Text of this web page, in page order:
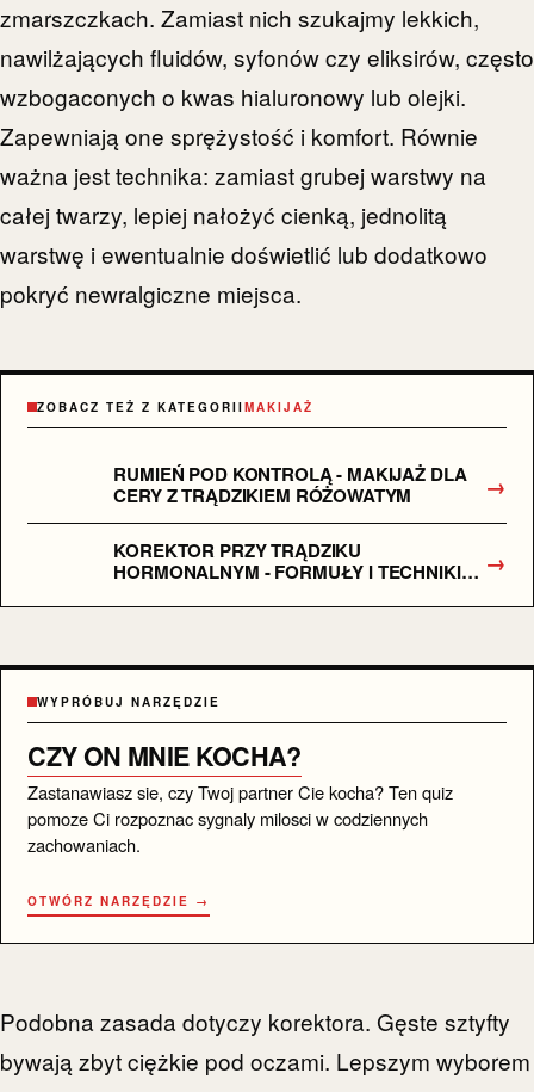
zmarszczkach. Zamiast nich szukajmy lekkich,
nawilżających fluidów, syfonów czy eliksirów, często
wzbogaconych o kwas hialuronowy lub olejki.
Zapewniają one sprężystość i komfort. Równie
ważna jest technika: zamiast grubej warstwy na
całej twarzy, lepiej nałożyć cienką, jednolitą
warstwę i ewentualnie doświetlić lub dodatkowo
pokryć newralgiczne miejsca.
ZOBACZ TEŻ Z KATEGORIIMAKIJAŻ
RUMIEŃ POD KONTROLĄ - MAKIJAŻ DLA
CERY Z TRĄDZIKIEM RÓŻOWATYM
→
KOREKTOR PRZY TRĄDZIKU
HORMONALNYM - FORMUŁY I TECHNIKI
→
WYPRÓBUJ NARZĘDZIE
CZY ON MNIE KOCHA?
Zastanawiasz sie, czy Twoj partner Cie kocha? Ten quiz
pomoze Ci rozpoznac sygnaly milosci w codziennych
zachowaniach.
OTWÓRZ NARZĘDZIE →
Podobna zasada dotyczy korektora. Gęste sztyfty
bywają zbyt ciężkie pod oczami. Lepszym wyborem